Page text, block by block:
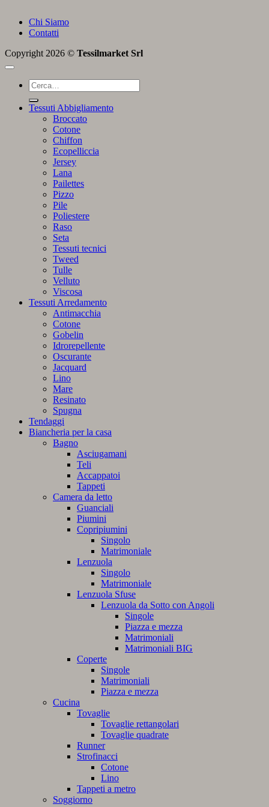
Chi Siamo
Contatti
Copyright 2026 © Tessilmarket Srl
Cerca:
Tessuti Abbigliamento
Broccato
Cotone
Chiffon
Ecopelliccia
Jersey
Lana
Pailettes
Pizzo
Pile
Poliestere
Raso
Seta
Tessuti tecnici
Tweed
Tulle
Velluto
Viscosa
Tessuti Arredamento
Antimacchia
Cotone
Gobelin
Idrorepellente
Oscurante
Jacquard
Lino
Mare
Resinato
Spugna
Tendaggi
Biancheria per la casa
Bagno
Asciugamani
Teli
Accappatoi
Tappeti
Camera da letto
Guanciali
Piumini
Copripiumini
Singolo
Matrimoniale
Lenzuola
Singolo
Matrimoniale
Lenzuola Sfuse
Lenzuola da Sotto con Angoli
Singole
Piazza e mezza
Matrimoniali
Matrimoniali BIG
Coperte
Singole
Matrimoniali
Piazza e mezza
Cucina
Tovaglie
Tovaglie rettangolari
Tovaglie quadrate
Runner
Strofinacci
Cotone
Lino
Tappeti a metro
Soggiorno